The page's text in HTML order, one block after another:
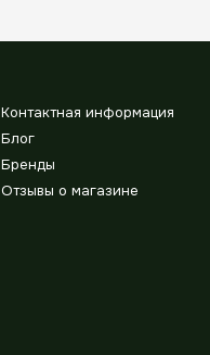
Контактная информация
Блог
Бренды
Отзывы о магазине